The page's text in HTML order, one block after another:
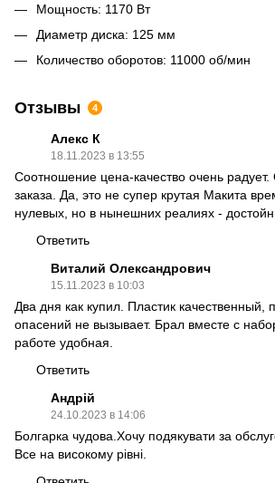
Мощность: 1170 Вт
Диаметр диска: 125 мм
Количество оборотов: 11000 об/мин
Отзывы 4
Алекс К
18.11.2023 в 13:55
Соотношение цена-качество очень
заказа. Да, это не супер крутая Макита
нулевых, но в нынешних реалиях -
Ответить
Виталий Олександрович
15.11.2023 в 10:03
Два дня как купил. Пластик качественный,
опасений не вызывает. Брал вместе с
работе удобная.
Ответить
Андрій
24.10.2023 в 14:06
Болгарка чудова.Хочу подякувати за
Все на високому рівні.